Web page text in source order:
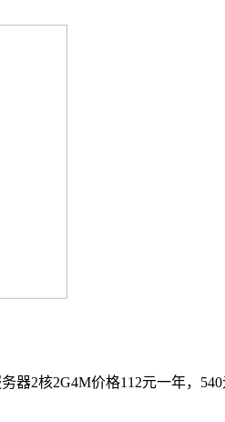
器2核2G4M价格112元一年，